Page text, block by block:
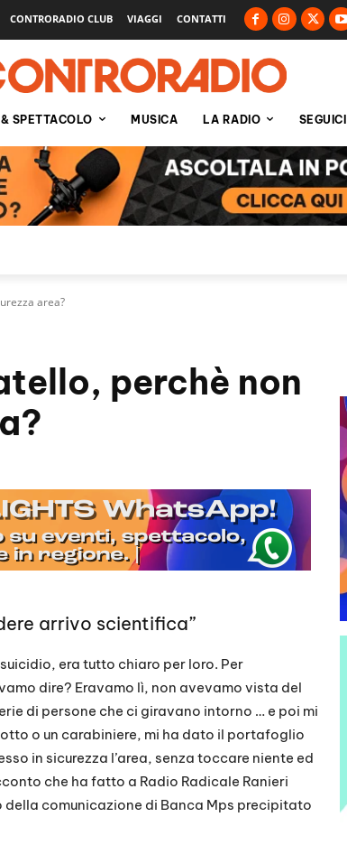
CONTRORADIO CLUB VIAGGI CONTATTI
SPETTACOLO MUSICA LA RADIO SEGUICI
area?
perchè non
arrivo scientifica”
era tutto chiaro per loro. Per
dire? Eravamo lì, non avevamo vista del
di persone che ci giravano intorno … e poi mi
o un carabiniere, mi ha dato il portafoglio
in sicurezza l’area, senza toccare niente ed
che ha fatto a Radio Radicale Ranieri
comunicazione di Banca Mps precipitato